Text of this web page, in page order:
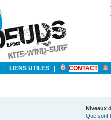
LIENS UTILES CONTACT
Niveaux
Que sont